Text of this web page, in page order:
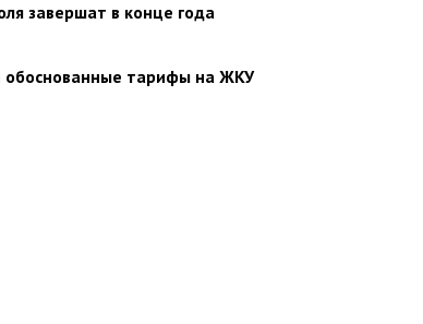
завершат в конце года
обоснованные тарифы на ЖКУ